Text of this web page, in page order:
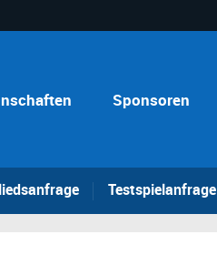
Sponsoren
Testspielanfrage